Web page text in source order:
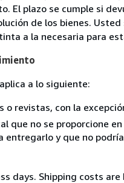
El plazo se cumple si
de los bienes.
a la necesaria para
a lo siguiente:
o revistas, con la
que no se proporcione
entregarlo y que no
days. Shipping costs